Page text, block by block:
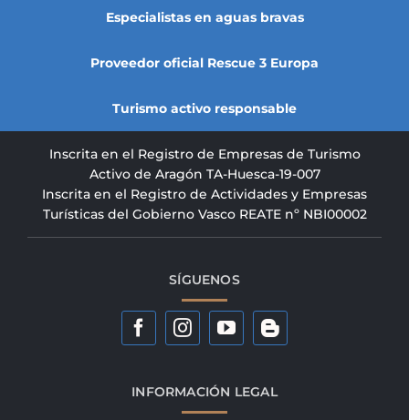
Especialistas en aguas bravas
Proveedor oficial Rescue 3 Europa
Turismo activo responsable
Inscrita en el Registro de Empresas de Turismo
Activo de Aragón TA-Huesca-19-007
Inscrita en el Registro de Actividades y Empresas
Turísticas del Gobierno Vasco REATE nº NBI00002
SÍGUENOS
INFORMACIÓN LEGAL